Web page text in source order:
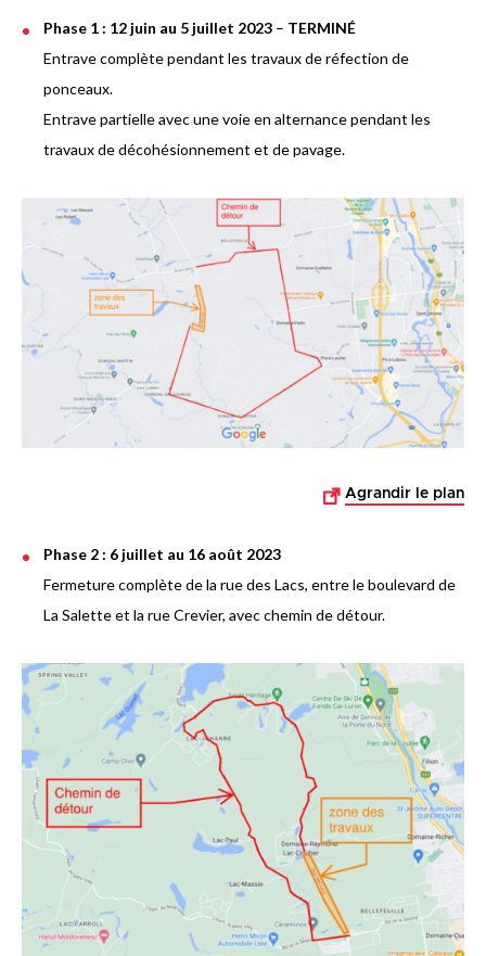
Phase 1 : 12 juin au 5 juillet 2023– TERMINÉ
Entrave complète pendant les travaux de réfection de
ponceaux.
Entrave partielle avec une voie en alternance pendant les
travaux de décohésionnement et de pavage.
Agrandir le plan
Phase 2 : 6 juillet au 16 août 2023
Fermeture complète de la rue des Lacs, entre le boulevard de
La Salette et la rue Crevier, avec chemin de détour.